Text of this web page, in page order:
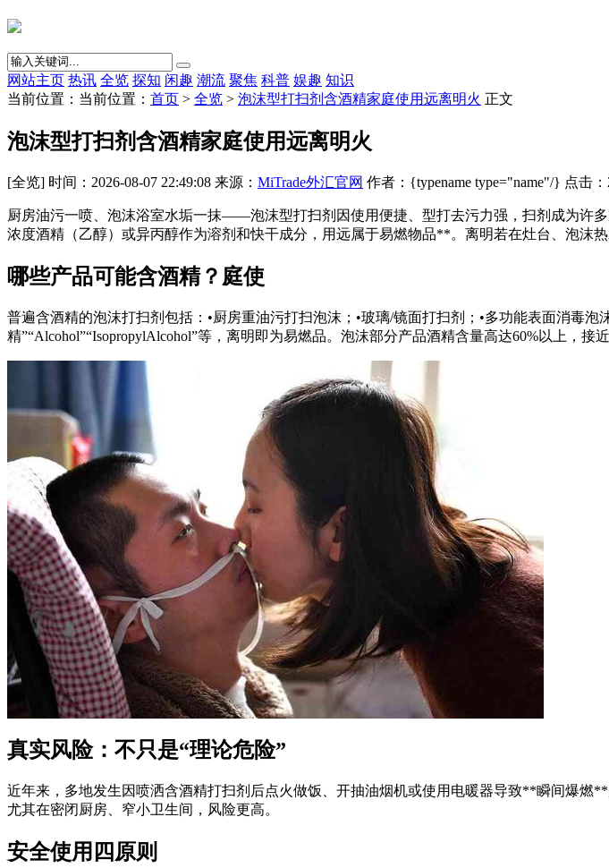
网站主页 热讯 全览 探知 闲趣 潮流 聚焦 科普 娱趣 知识
当前位置：当前位置： 首页 > 全览 > 泡沫型打扫剂含酒精家庭使用远离明火 正文
泡沫型打扫剂含酒精家庭使用远离明火
[全览] 时间：2026-08-07 22:49:08 来源： MiTrade外汇官网 作者：{typename type="name"/} 点击
厨房油污一喷、泡沫浴室水垢一抹——泡沫型打扫剂因使用便捷、型打去污力强，扫剂 成为许
浓度酒精（乙醇）或异丙醇作为溶剂和快干成分，用远属于易燃物品**。离明若在灶台、泡沫
哪些产品可能含酒精？庭使
普遍含酒精的泡沫打扫剂包括：•厨房重油污打扫泡沫；•玻璃/镜面打扫剂；•多功能表面消毒
精”“Alcohol”“IsopropylAlcohol”等，离明即为易燃品。泡沫部分产品酒精含量高达60%以上，接
真实风险：不只是“理论危险”
近年来，多地发生因喷洒含酒精打扫剂后点火做饭、开抽油烟机或使用电暖器导致**瞬间爆燃
尤其在密闭厨房、窄小卫生间，风险更高。
安全使用四原则